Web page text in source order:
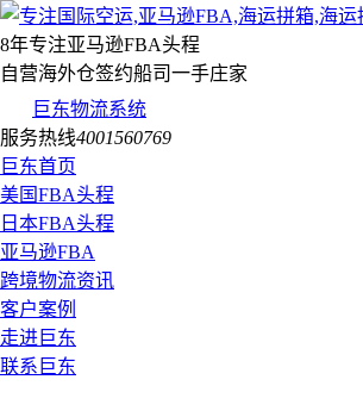
8年专注亚马逊FBA头程
自营海外仓签约船司一手庄家
巨东物流系统
服务热线4001560769
巨东首页
美国FBA头程
日本FBA头程
亚马逊FBA
跨境物流资讯
客户案例
走进巨东
联系巨东